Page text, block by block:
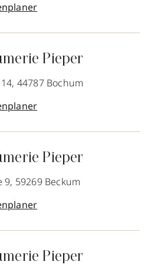
Pieper
44787 Bochum
Pieper
9, 59269 Beckum
Pieper